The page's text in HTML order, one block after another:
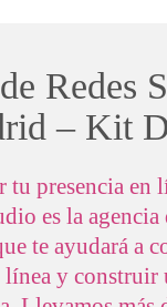
Redes
– Kit
tu presencia en
es la agencia
te ayudará a
línea y construir